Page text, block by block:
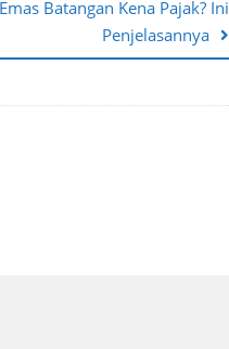
Batangan Kena Pajak? Ini
Penjelasannya